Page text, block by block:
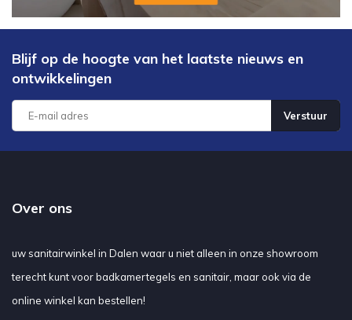
Blijf op de hoogte van het laatste nieuws en
ontwikkelingen
Verstuur
Over ons
uw sanitairwinkel in Dalen waar u niet alleen in onze showroom
terecht kunt voor badkamertegels en sanitair, maar ook via de
online winkel kan bestellen!